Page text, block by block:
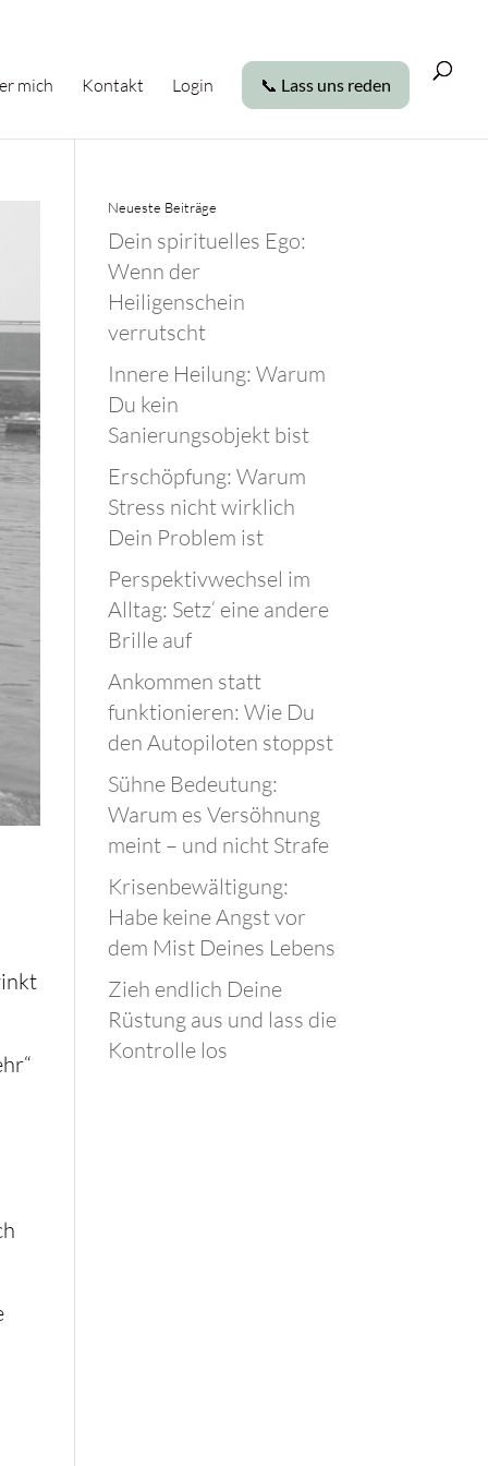
mich Kontakt Login 📞 Lass uns reden
Neueste Beiträge
Dein spirituelles Ego:
Wenn der
Heiligenschein
verrutscht
Innere Heilung: Warum
Du kein
Sanierungsobjekt bist
Erschöpfung: Warum
Stress nicht wirklich
Dein Problem ist
Perspektivwechsel im
Alltag: Setz‘ eine andere
Brille auf
Ankommen statt
funktionieren: Wie Du
den Autopiloten stoppst
Sühne Bedeutung:
Warum es Versöhnung
meint – und nicht Strafe
Krisenbewältigung:
Habe keine Angst vor
dem Mist Deines Lebens
Zieh endlich Deine
Rüstung aus und lass die
Kontrolle los